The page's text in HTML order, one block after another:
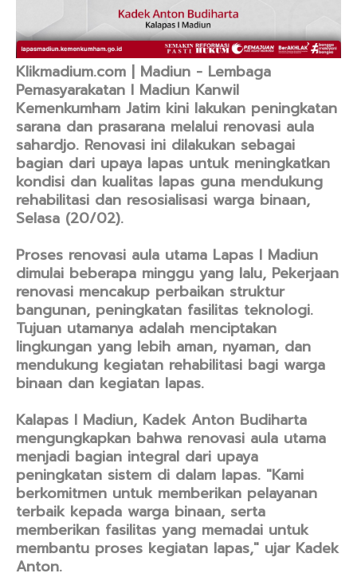
Klikmadium.com | Madiun - Lembaga
Pemasyarakatan I Madiun Kanwil
Kemenkumham Jatim kini lakukan peningkatan
sarana dan prasarana melalui renovasi aula
sahardjo. Renovasi ini dilakukan sebagai
bagian dari upaya lapas untuk meningkatkan
kondisi dan kualitas lapas guna mendukung
rehabilitasi dan resosialisasi warga binaan,
Selasa (20/02).
Proses renovasi aula utama Lapas I Madiun
dimulai beberapa minggu yang lalu, Pekerjaan
renovasi mencakup perbaikan struktur
bangunan, peningkatan fasilitas teknologi.
Tujuan utamanya adalah menciptakan
lingkungan yang lebih aman, nyaman, dan
mendukung kegiatan rehabilitasi bagi warga
binaan dan kegiatan lapas.
Kalapas I Madiun, Kadek Anton Budiharta
mengungkapkan bahwa renovasi aula utama
menjadi bagian integral dari upaya
peningkatan sistem di dalam lapas. "Kami
berkomitmen untuk memberikan pelayanan
terbaik kepada warga binaan, serta
memberikan fasilitas yang memadai untuk
membantu proses kegiatan lapas," ujar Kadek
Anton.